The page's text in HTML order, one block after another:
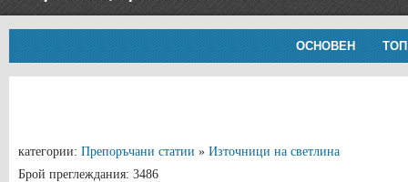
ОСНОВЕН
категории: Препоръчани статии » Източници на светлина
Брой преглеждания: 3486